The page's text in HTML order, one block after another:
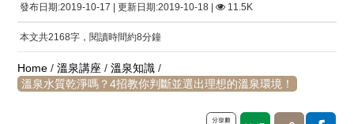
發布日期:2019-10-17 | 更新日期:2019-10-18 | 11.5K
本文共2168字，閱讀時間約8分鐘
Home /溫泉講座 /溫泉知識 /
溫泉水質乾淨嗎？4招教你判斷並選出理想的溫泉環境！